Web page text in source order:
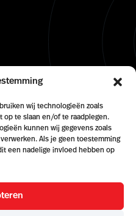
wij technologieën zoals
op te slaan en/of te raadplegen.
kunnen wij gegevens zoals
Als je geen toestemming
een nadelige invloed hebben op